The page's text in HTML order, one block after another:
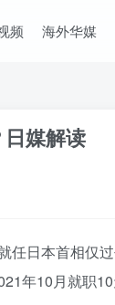
频 海外华媒
媒解读
日本首相仅
年10月就职